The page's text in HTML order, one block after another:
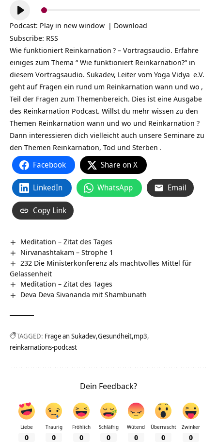
Audio-
Player
Podcast: Play in new window | Download
Subscribe: RSS
Wie funktioniert Reinkarnation ? – Vortragsaudio. Erfahre
einiges zum Thema “ Wie funktioniert Reinkarnation?“ in
diesem Vortragsaudio. Sukadev, Leiter vom Yoga Vidya e.V.
geht auf Fragen ein rund um Reinkarnation wann und wo ,
Teil der Fragen zum Themenbereich. Dies ist eine Ausgabe
des Reinkarnation Podcast. Willst du mehr wissen zu den
Themen Reinkarnation wann und wo und Reinkarnation ?
Dann interessieren dich vielleicht auch unsere Seminare zu
den Themen Reinkarnation, Tod und Sterben .
Facebook Share on X
LinkedIn WhatsApp Email
Copy Link
Meditation – Zitat des Tages
Nirvanashtakam – Strophe 1
232 Die Ministerkonferenz als machtvolles Mittel für
Gelassenheit
Meditation – Zitat des Tages
Deva Deva Sivananda mit Shambunath
TAGGED: Frage an Sukadev Gesundheit mp3
reinkarnations-podcast
Dein Feedback?
Liebe
0
Traurig
0
Fröhlich
0
Schläfrig
0
Wütend
0
Überrascht
0
Zwinker
0